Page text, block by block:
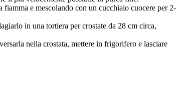
e mescolando con un cucchiaio cuocere per 2-
in una tortiera per crostate da 28 cm circa,
nella crostata, mettere in frigorifero e lasciare